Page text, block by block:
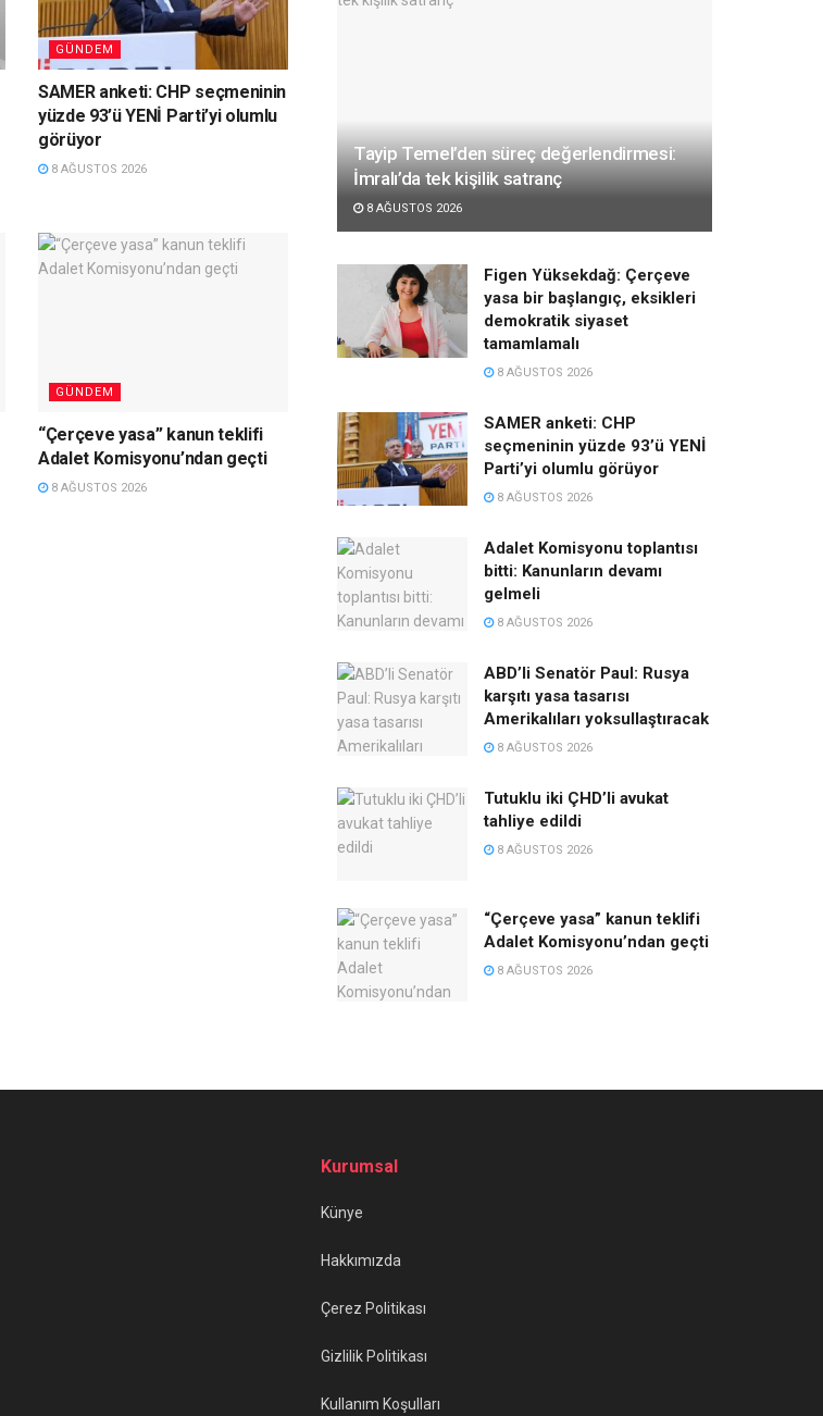
GÜNDEM
SAMER anketi: CHP seçmeninin
yüzde 93’ü YENİ Parti’yi olumlu
görüyor
8 AĞUSTOS 2026
GÜNDEM
“Çerçeve yasa” kanun teklifi
Adalet Komisyonu’ndan geçti
8 AĞUSTOS 2026
Tayip Temel’den süreç değerlendirmesi:
İmralı’da tek kişilik satranç
8 AĞUSTOS 2026
Figen Yüksekdağ: Çerçeve
yasa bir başlangıç, eksikleri
demokratik siyaset
tamamlamalı
8 AĞUSTOS 2026
SAMER anketi: CHP
seçmeninin yüzde 93’ü YENİ
Parti’yi olumlu görüyor
8 AĞUSTOS 2026
Adalet Komisyonu toplantısı
bitti: Kanunların devamı
gelmeli
8 AĞUSTOS 2026
ABD’li Senatör Paul: Rusya
karşıtı yasa tasarısı
Amerikalıları yoksullaştıracak
8 AĞUSTOS 2026
Tutuklu iki ÇHD’li avukat
tahliye edildi
8 AĞUSTOS 2026
“Çerçeve yasa” kanun teklifi
Adalet Komisyonu’ndan geçti
8 AĞUSTOS 2026
Kurumsal
Künye
Hakkımızda
Çerez Politikası
Gizlilik Politikası
Kullanım Koşulları